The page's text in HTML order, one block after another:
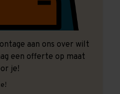
aan ons over wilt
een offerte op maat
je!